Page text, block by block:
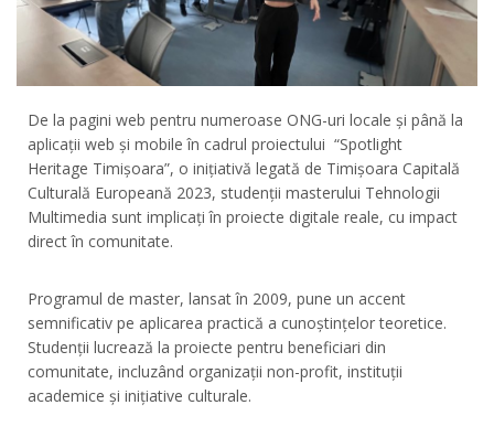
De la pagini web pentru numeroase ONG-uri locale și până la
aplicații web și mobile în cadrul proiectului “Spotlight
Heritage Timișoara”, o inițiativă legată de Timișoara Capitală
Culturală Europeană 2023, studenții masterului Tehnologii
Multimedia sunt implicați în proiecte digitale reale, cu impact
direct în comunitate.
Programul de master, lansat în 2009, pune un accent
semnificativ pe aplicarea practică a cunoștințelor teoretice.
Studenții lucrează la proiecte pentru beneficiari din
comunitate, incluzând organizații non-profit, instituții
academice și inițiative culturale.